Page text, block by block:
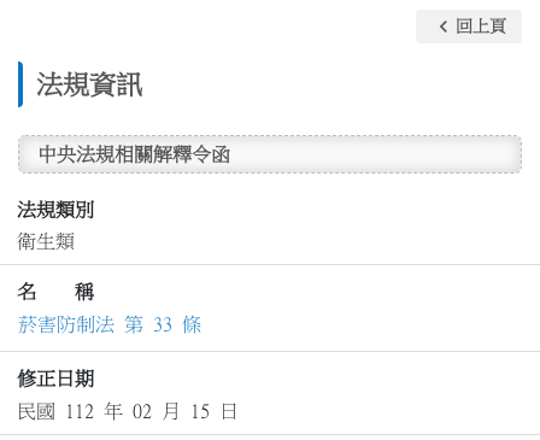
法規資訊
keyboard_arrow_left 回上頁
中央法規相關解釋令函
法規類別
衛生類
名 稱
菸害防制法 第 33 條
修正日期
民國 112 年 02 月 15 日